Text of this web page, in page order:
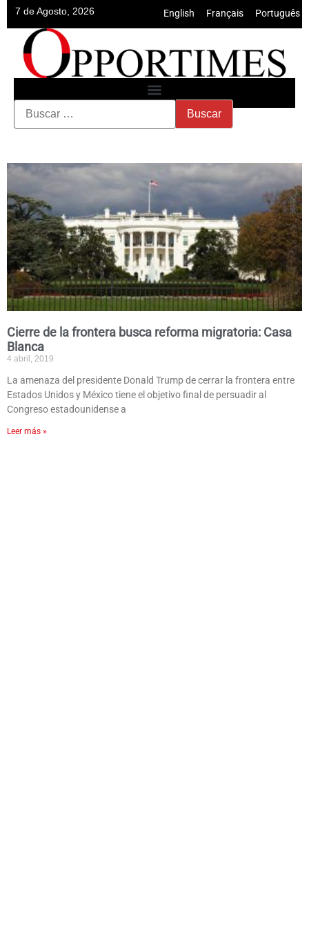
7 de Agosto, 2026 English Français Português
Cierre de la frontera busca reforma migratoria: Casa
Blanca
4 abril, 2019
La amenaza del presidente Donald Trump de cerrar la frontera entre
Estados Unidos y México tiene el objetivo final de persuadir al
Congreso estadounidense a
Leer más »